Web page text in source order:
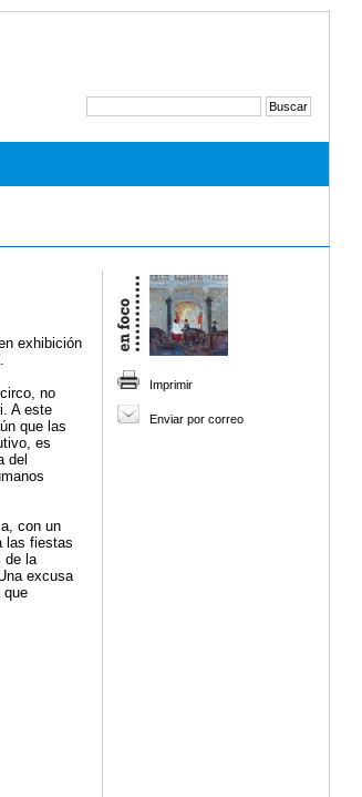
exhibición
no
A este
que las
es
del
con un
las fiestas
de la
excusa
que
Imprimir
Enviar por correo